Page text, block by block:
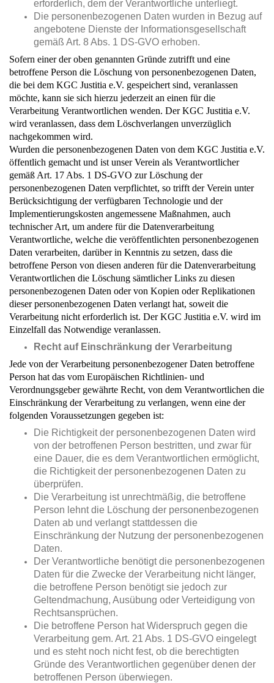
erforderlich, dem der Verantwortliche unterliegt.
Die personenbezogenen Daten wurden in Bezug auf
angebotene Dienste der Informationsgesellschaft
gemäß Art. 8 Abs. 1 DS-GVO erhoben.
Sofern einer der oben genannten Gründe zutrifft und eine
betroffene Person die Löschung von personenbezogenen Daten,
die bei dem KGC Justitia e.V. gespeichert sind, veranlassen
möchte, kann sie sich hierzu jederzeit an einen für die
Verarbeitung Verantwortlichen wenden. Der KGC Justitia e.V.
wird veranlassen, dass dem Löschverlangen unverzüglich
nachgekommen wird.
Wurden die personenbezogenen Daten von dem KGC Justitia e.V.
öffentlich gemacht und ist unser Verein als Verantwortlicher
gemäß Art. 17 Abs. 1 DS-GVO zur Löschung der
personenbezogenen Daten verpflichtet, so trifft der Verein unter
Berücksichtigung der verfügbaren Technologie und der
Implementierungskosten angemessene Maßnahmen, auch
technischer Art, um andere für die Datenverarbeitung
Verantwortliche, welche die veröffentlichten personenbezogenen
Daten verarbeiten, darüber in Kenntnis zu setzen, dass die
betroffene Person von diesen anderen für die Datenverarbeitung
Verantwortlichen die Löschung sämtlicher Links zu diesen
personenbezogenen Daten oder von Kopien oder Replikationen
dieser personenbezogenen Daten verlangt hat, soweit die
Verarbeitung nicht erforderlich ist. Der KGC Justitia e.V. wird im
Einzelfall das Notwendige veranlassen.
Recht auf Einschränkung der Verarbeitung
Jede von der Verarbeitung personenbezogener Daten betroffene
Person hat das vom Europäischen Richtlinien- und
Verordnungsgeber gewährte Recht, von dem Verantwortlichen die
Einschränkung der Verarbeitung zu verlangen, wenn eine der
folgenden Voraussetzungen gegeben ist:
Die Richtigkeit der personenbezogenen Daten wird
von der betroffenen Person bestritten, und zwar für
eine Dauer, die es dem Verantwortlichen ermöglicht,
die Richtigkeit der personenbezogenen Daten zu
überprüfen.
Die Verarbeitung ist unrechtmäßig, die betroffene
Person lehnt die Löschung der personenbezogenen
Daten ab und verlangt stattdessen die
Einschränkung der Nutzung der personenbezogenen
Daten.
Der Verantwortliche benötigt die personenbezogenen
Daten für die Zwecke der Verarbeitung nicht länger,
die betroffene Person benötigt sie jedoch zur
Geltendmachung, Ausübung oder Verteidigung von
Rechtsansprüchen.
Die betroffene Person hat Widerspruch gegen die
Verarbeitung gem. Art. 21 Abs. 1 DS-GVO eingelegt
und es steht noch nicht fest, ob die berechtigten
Gründe des Verantwortlichen gegenüber denen der
betroffenen Person überwiegen.